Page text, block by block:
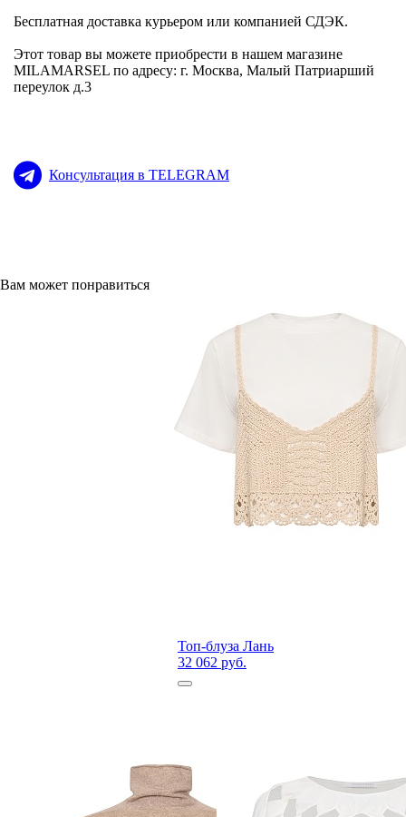
Бесплатная доставка курьером или компанией СДЭК.
Этот товар вы можете приобрести в нашем магазине
MILAMARSEL по адресу: г. Москва, Малый Патриарший
переулок д.3
Консультация в TELEGRAM
Вам может понравиться
Топ-блуза Лань
32 062 руб.